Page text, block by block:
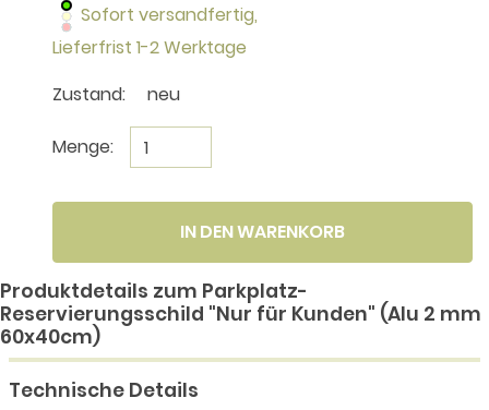
Sofort versandfertig,
Lieferfrist 1-2 Werktage
Zustand:
neu
Menge:
IN DEN WARENKORB
Produktdetails zum Parkplatz-
Reservierungsschild "Nur für Kunden" (Alu 2 mm
60x40cm)
Technische Details